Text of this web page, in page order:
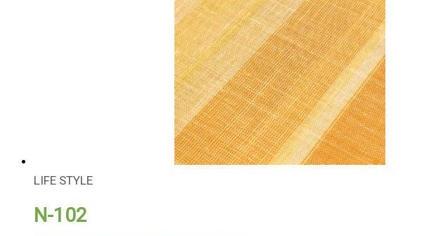
LIFE STYLE
N-102